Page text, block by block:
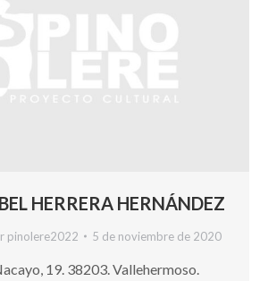
HERRERA HERNÁNDEZ
pinolere2022 5 de noviembre de 2020
19. 38203. Vallehermoso.